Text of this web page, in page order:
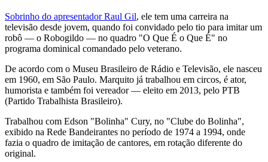
Sobrinho do apresentador Raul Gil, ele tem uma carreira na
televisão desde jovem, quando foi convidado pelo tio para imitar um
robô — o Robogildo — no quadro "O Que É o Que É" no
programa dominical comandado pelo veterano.
De acordo com o Museu Brasileiro de Rádio e Televisão, ele nasceu
em 1960, em São Paulo. Marquito já trabalhou em circos, é ator,
humorista e também foi vereador — eleito em 2013, pelo PTB
(Partido Trabalhista Brasileiro).
Trabalhou com Edson "Bolinha" Cury, no "Clube do Bolinha",
exibido na Rede Bandeirantes no período de 1974 a 1994, onde
fazia o quadro de imitação de cantores, em rotação diferente do
original.